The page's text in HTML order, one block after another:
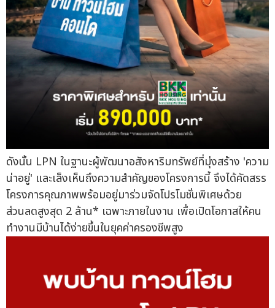
ดังนั้น LPN ในฐานะผู้พัฒนาอสังหาริมทรัพย์ที่มุ่งสร้าง 'ความ
น่าอยู่' และเล็งเห็นถึงความสำคัญของโครงการนี้ จึงได้คัดสรร
โครงการคุณภาพพร้อมอยู่มาร่วมจัดโปรโมชั่นพิเศษด้วย
ส่วนลดสูงสุด 2 ล้าน* เฉพาะภายในงาน เพื่อเปิดโอกาสให้คน
ทำงานมีบ้านได้ง่ายขึ้นในยุคค่าครองชีพสูง